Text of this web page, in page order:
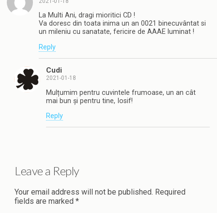
La Multi Ani, dragi mioritici CD !
Va doresc din toata inima un an 0021 binecuvântat si
un mileniu cu sanatate, fericire de AAAE luminat !
Reply
Cudi
2021-01-18
Mulțumim pentru cuvintele frumoase, un an cât
mai bun și pentru tine, Iosif!
Reply
Leave a Reply
Your email address will not be published. Required
fields are marked *